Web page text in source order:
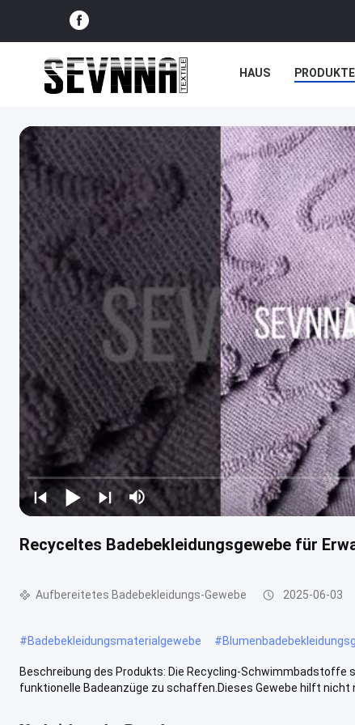
HAUS PRODUKTE
Recyceltes Badebekleidungsgewebe für
Aufbereitetes Badebekleidungs-Gewebe 2025-06-03
#Badebekleidungsmaterialgewebe #
Beschreibung des Produkts: Die Recycling-Schwimmbadstoffe
funktionelle Badeanzüge zu schaffen.Dieses Gewebe hilft nicht